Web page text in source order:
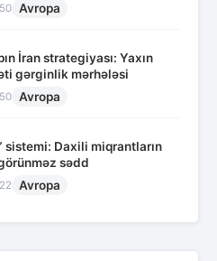
Avropa
İran strategiyası: Yaxın
gərginlik mərhələsi
Avropa
sistemi: Daxili miqrantların
sədd
Avropa